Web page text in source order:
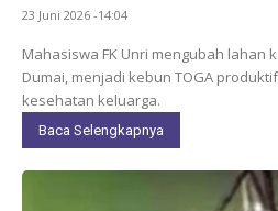
23 Juni 2026 -14:04
Mahasiswa FK Unri mengubah lahan
Dumai, menjadi kebun TOGA
kesehatan keluarga.
Baca Selengkapnya